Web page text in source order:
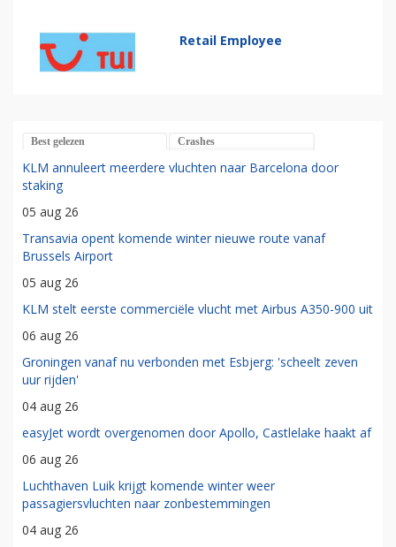
Retail Employee
Best gelezen Crashes
KLM annuleert meerdere vluchten naar Barcelona door
staking
05 aug 26
Transavia opent komende winter nieuwe route vanaf
Brussels Airport
05 aug 26
KLM stelt eerste commerciële vlucht met Airbus A350-900 uit
06 aug 26
Groningen vanaf nu verbonden met Esbjerg: 'scheelt zeven
uur rijden'
04 aug 26
easyJet wordt overgenomen door Apollo, Castlelake haakt af
06 aug 26
Luchthaven Luik krijgt komende winter weer
passagiersvluchten naar zonbestemmingen
04 aug 26